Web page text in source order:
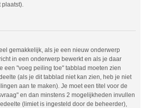
gemakkelijk, als je een nieuw onderwerp
in een onderwerp bewerkt en als je daar
een "voeg peiling toe" tabblad moeten zien
(als je dit tabblad niet kan zien, heb je niet
aan te maken). Je moet een titel voor de
en dan minstens 2 mogelijkheden invullen
(limiet is ingesteld door de beheerder),